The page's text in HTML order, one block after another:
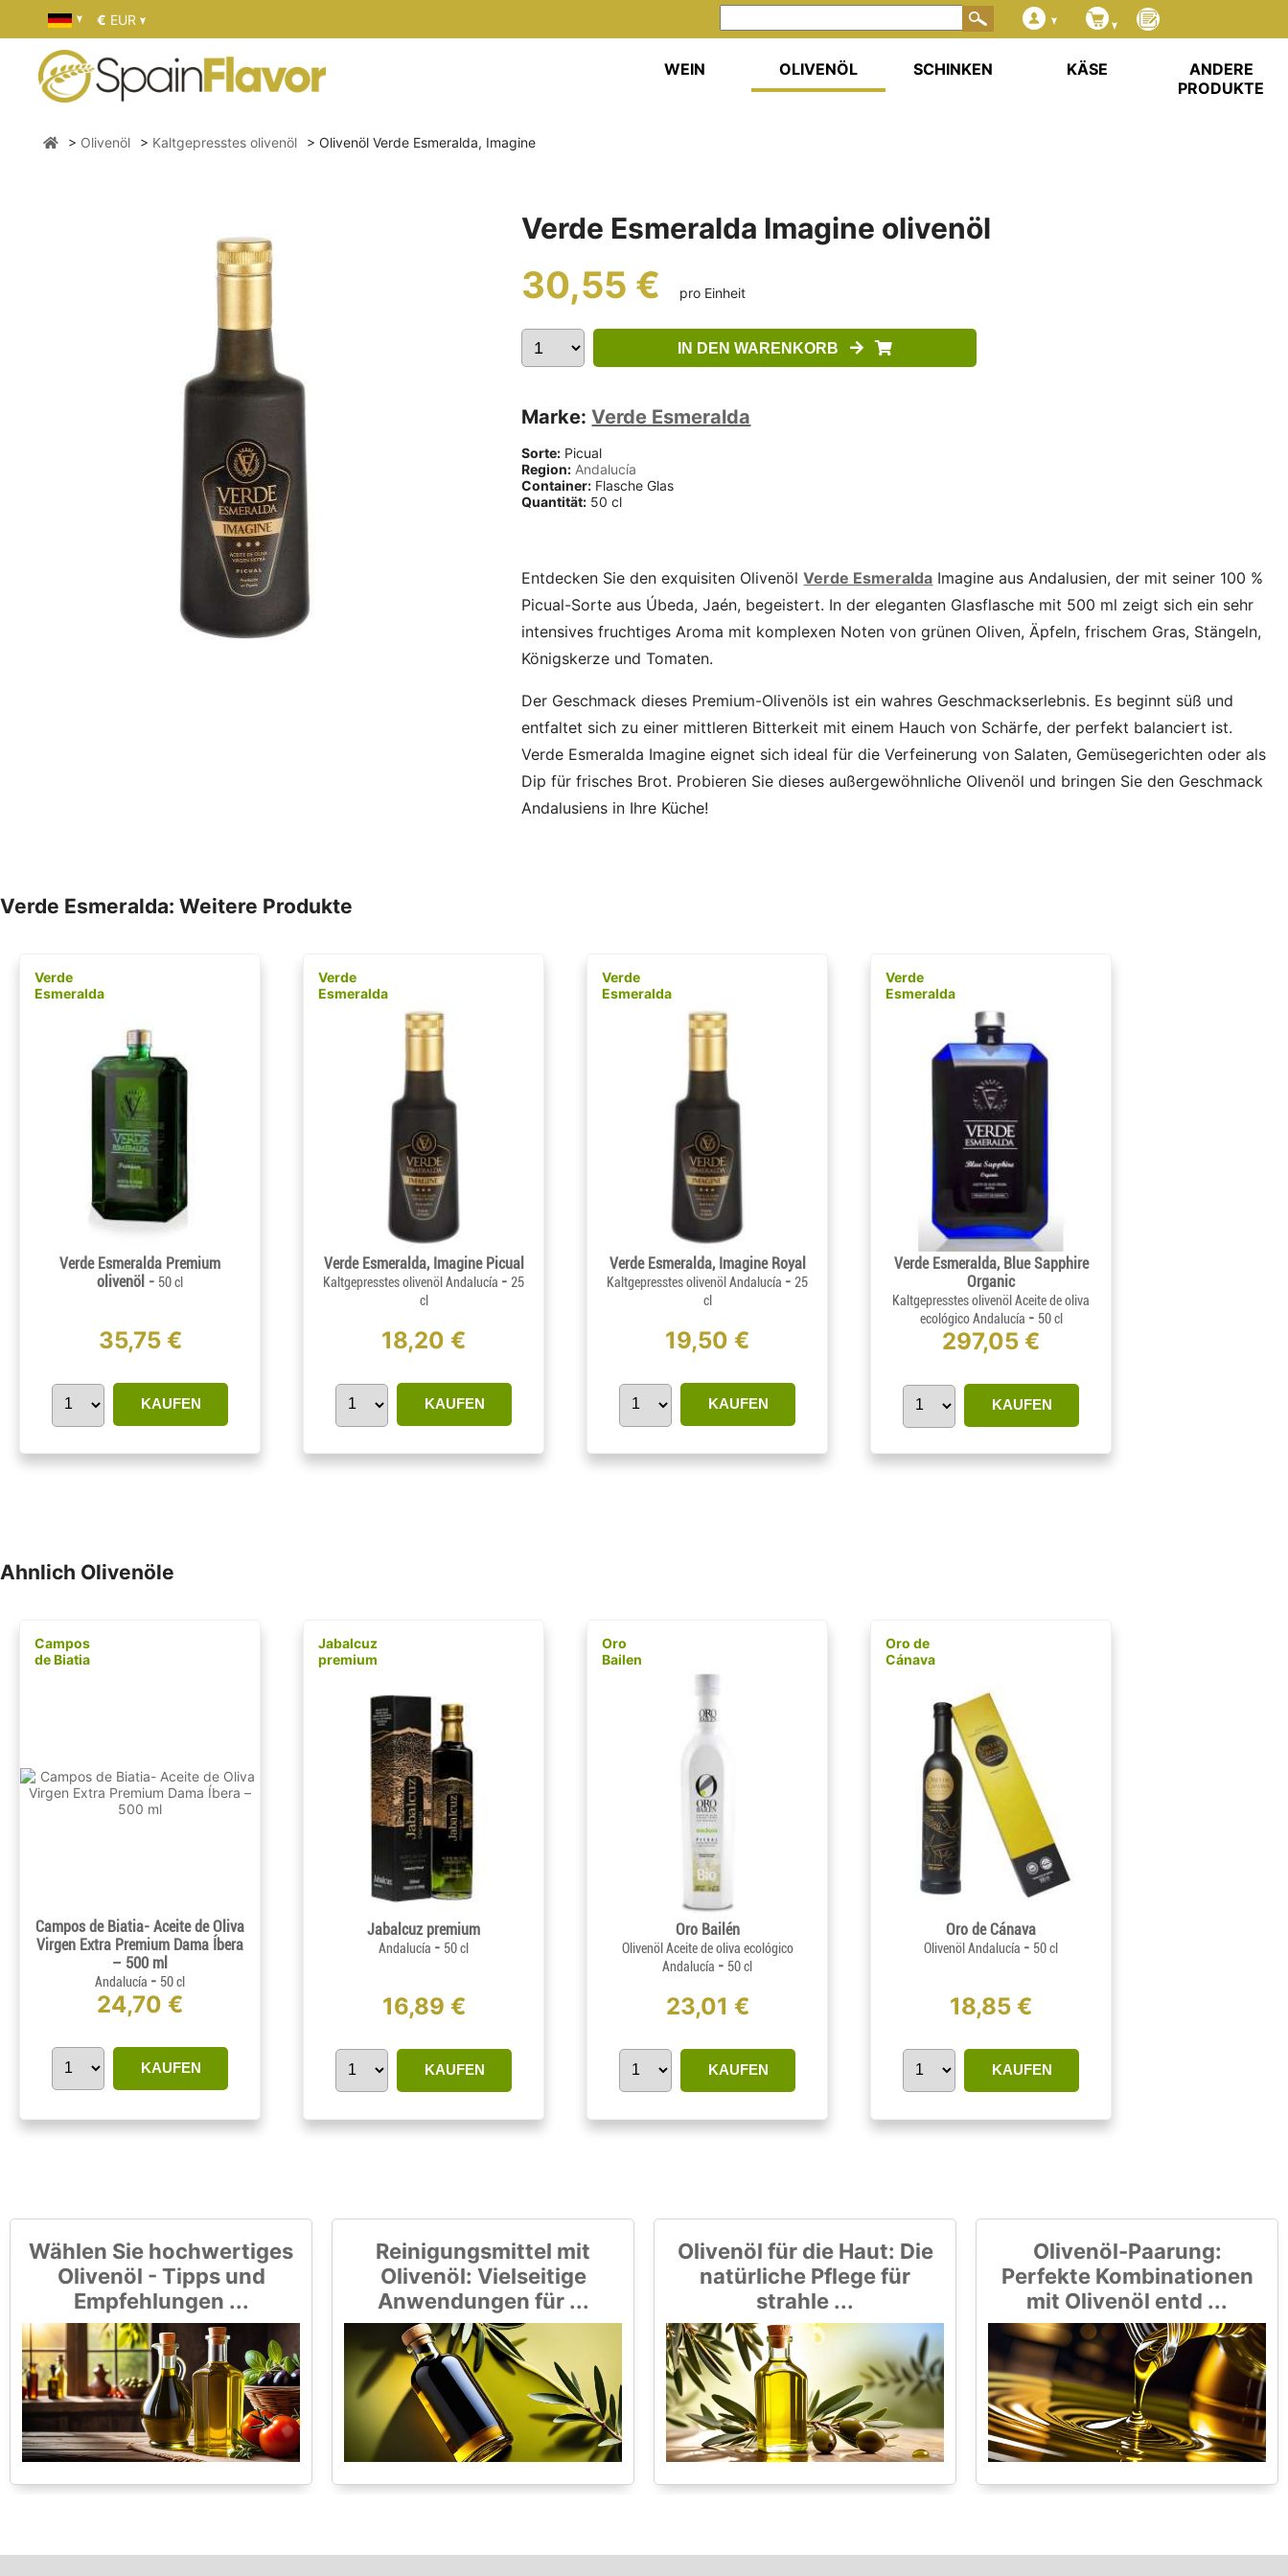
Verde Esmeralda Imagine olivenöl
30,55 € pro Einheit
IN DEN WARENKORB
Marke:Verde Esmeralda
Sorte: Picual
Region: Andalucía
Container: Flasche Glas
Quantität: 50 cl
Entdecken Sie den exquisiten OlivenölVerde Esmeralda Imagine aus Andalusien, der mit seiner 100 %
Picual-Sorte aus Úbeda, Jaén, begeistert. In der eleganten Glasflasche mit 500 ml zeigt sich ein sehr
intensives fruchtiges Aroma mit komplexen Noten von grünen Oliven, Äpfeln, frischem Gras, Stängeln,
Königskerze und Tomaten.
Der Geschmack dieses Premium-Olivenöls ist ein wahres Geschmackserlebnis. Es beginnt süß und
entfaltet sich zu einer mittleren Bitterkeit mit einem Hauch von Schärfe, der perfekt balanciert ist.
Verde Esmeralda Imagine eignet sich ideal für die Verfeinerung von Salaten, Gemüsegerichten oder als
Dip für frisches Brot. Probieren Sie dieses außergewöhnliche Olivenöl und bringen Sie den Geschmack
Andalusiens in Ihre Küche!
Verde Esmeralda: Weitere Produkte
Verde
Esmeralda
Verde Esmeralda Premium
olivenöl - 50 cl
35,75 €
KAUFEN
Verde
Esmeralda
Verde Esmeralda, Imagine Picual
Kaltgepresstes olivenöl Andalucía - 25
cl
18,20 €
KAUFEN
Verde
Esmeralda
Verde Esmeralda, Imagine Royal
Kaltgepresstes olivenöl Andalucía - 25
cl
19,50 €
KAUFEN
Verde
Esmeralda
Verde Esmeralda, Blue Sapphire
Organic
Kaltgepresstes olivenöl Aceite de oliva
ecológico Andalucía - 50 cl
297,05 €
KAUFEN
Ahnlich Olivenöle
Campos
de Biatia
Campos de Biatia- Aceite de Oliva
Virgen Extra Premium Dama Íbera
– 500 ml
Andalucía - 50 cl
24,70 €
KAUFEN
Jabalcuz
premium
Jabalcuz premium
Andalucía - 50 cl
16,89 €
KAUFEN
Oro
Bailen
Oro Bailén
Olivenöl Aceite de oliva ecológico
Andalucía - 50 cl
23,01 €
KAUFEN
Oro de
Cánava
Oro de Cánava
Olivenöl Andalucía - 50 cl
18,85 €
KAUFEN
Wählen Sie hochwertiges
Olivenöl - Tipps und
Empfehlungen ...
Reinigungsmittel mit
Olivenöl: Vielseitige
Anwendungen für ...
Olivenöl für die Haut: Die
natürliche Pflege für
strahle ...
Olivenöl-Paarung:
Perfekte Kombinationen
mit Olivenöl entd ...
€ EUR
WEIN OLIVENÖL SCHINKEN KÄSE
ANDERE
PRODUKTE
Olivenöl Kaltgepresstes olivenöl Olivenöl Verde Esmeralda, Imagine